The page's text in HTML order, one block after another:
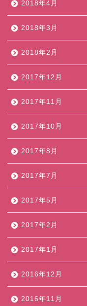
2018年4月
2018年3月
2018年2月
2017年12月
2017年11月
2017年10月
2017年8月
2017年7月
2017年5月
2017年2月
2017年1月
2016年12月
2016年11月